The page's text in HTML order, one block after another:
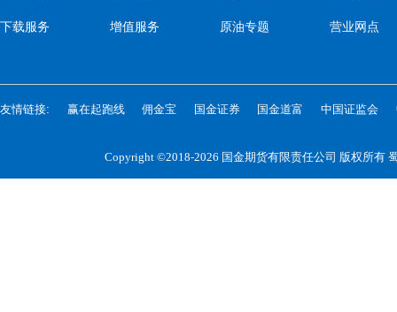
下载服务 增值服务 原油专题 营业网点
友情链接: 赢在起跑线 佣金宝 国金证券 国金道富 中国证监会
Copyright ©2018-2026 国金期货有限责任公司 版权所有